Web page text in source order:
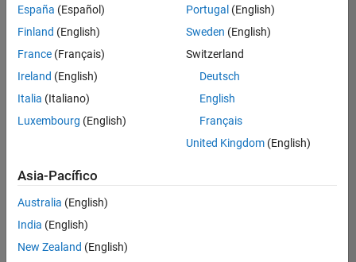
han
traducido
todos
los
empleos.
Busque
por
ubicación
todos
empleos
en su
zona.
España (Español)
Finland (English)
France (Français)
Ireland (English)
Italia (Italiano)
Luxembourg (English)
Portugal (English)
Sweden (English)
Switzerland
Deutsch
English
Français
United Kingdom(English)
Asia-Pacífico
Australia (English)
India (English)
New Zealand (English)